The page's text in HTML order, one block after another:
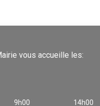
vous accueille les:
9h00
14h00